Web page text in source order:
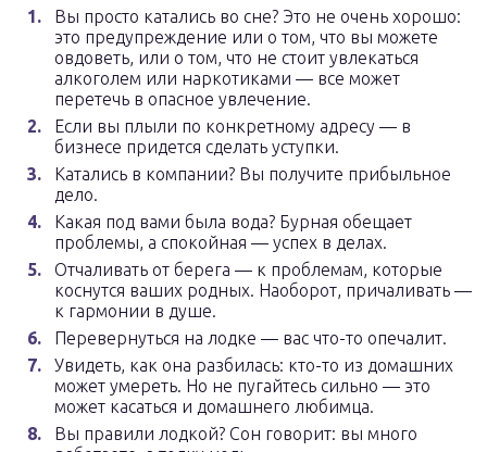
Вы просто катались во сне? Это не очень хорошо:
это предупреждение или о том, что вы можете
овдоветь, или о том, что не стоит увлекаться
алкоголем или наркотиками — все может
перетечь в опасное увлечение.
Если вы плыли по конкретному адресу — в
бизнесе придется сделать уступки.
Катались в компании? Вы получите прибыльное
дело.
Какая под вами была вода? Бурная обещает
проблемы, а спокойная — успех в делах.
Отчаливать от берега — к проблемам, которые
коснутся ваших родных. Наоборот, причаливать —
к гармонии в душе.
Перевернуться на лодке — вас что-то опечалит.
Увидеть, как она разбилась: кто-то из домашних
может умереть. Но не пугайтесь сильно — это
может касаться и домашнего любимца.
Вы правили лодкой? Сон говорит: вы много